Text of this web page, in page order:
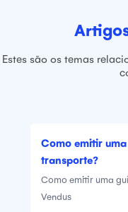
Estes são os temas
Como emitir
transporte?
Como emitir uma
Vendus